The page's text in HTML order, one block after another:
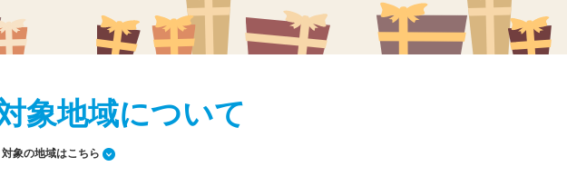
象地域について
対象の地域はこちら